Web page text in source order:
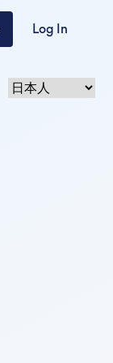
Log In